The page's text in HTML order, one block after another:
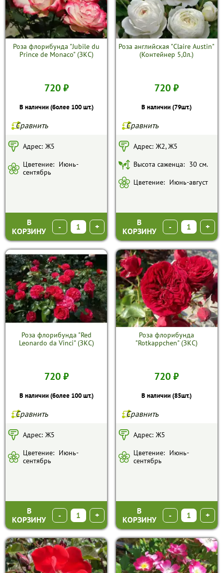
Роза флорибунда "Jubile du
Prince de Monaco" (ЗКС)
720 ₽
В наличии (более 100 шт.)
Сравнить
Адрес: Ж5
Цветение: Июнь-
сентябрь
В
КОРЗИНУ
- +
Роза английская "Claire Austin"
(Контейнер 5,0л.)
720 ₽
В наличии (79шт.)
Сравнить
Адрес: Ж2, Ж5
Высота саженца: 30 см.
Цветение: Июнь-август
В
КОРЗИНУ
- +
Роза флорибунда "Red
Leonardo da Vinci" (ЗКС)
720 ₽
В наличии (более 100 шт.)
Сравнить
Адрес: Ж5
Цветение: Июнь-
сентябрь
В
КОРЗИНУ
- +
Роза флорибунда
"Rotkappchen" (ЗКС)
720 ₽
В наличии (85шт.)
Сравнить
Адрес: Ж5
Цветение: Июнь-
сентябрь
В
КОРЗИНУ
- +